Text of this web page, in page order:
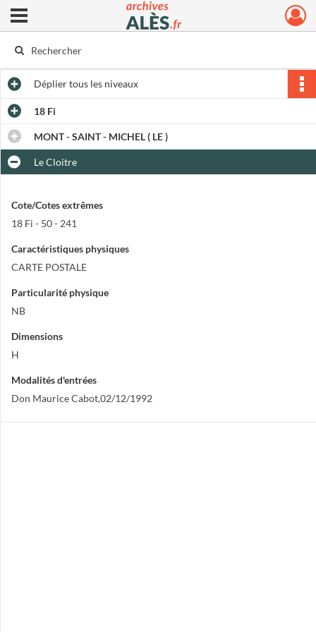
Archives municipales d'Alès
Ouvrir le menu déroulant
Dépliertous les niveaux
18 Fi
MONT - SAINT - MICHEL ( LE )
Le Cloitre
Cote/Cotes extrêmes
18 Fi - 50 - 241
Caractéristiques physiques
CARTE POSTALE
Particularité physique
NB
Dimensions
H
Modalités d'entrées
Don Maurice Cabot,02/12/1992